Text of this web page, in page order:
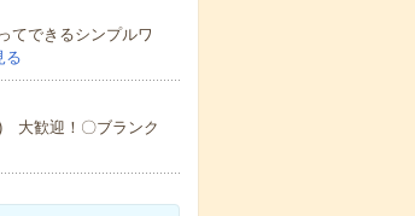
てできるシンプルワ
る
大歓迎！〇ブランク